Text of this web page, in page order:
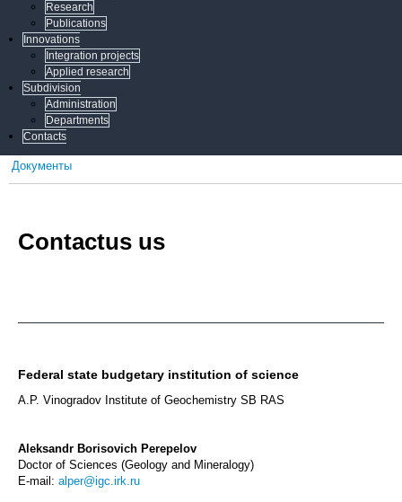
Research
Publications
Innovations
Integration projects
Applied research
Subdivision
Administration
Departments
Contacts
Документы
Сontactus us
Federal state budgetary institution of science
A.P. Vinogradov Institute of Geochemistry SB RAS
Aleksandr Borisovich Perepelov
Doctor of Sciences (Geology and Mineralogy)
E-mail: alper@igc.irk.ru